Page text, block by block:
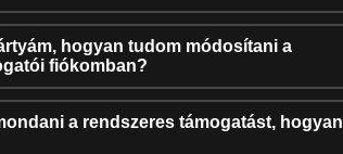
hogyan tudom módosítani a
fiókomban?
a rendszeres támogatást, hogyan